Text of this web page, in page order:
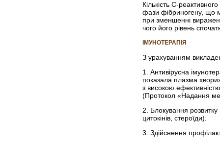
Кількість С-
фази фібриногену, що
при зменшенні
чого його рівень
ІМУНОТЕРАПІЯ
З урахуванням
1. Антивірусна
показала плазма
з високою
(Протокол «Надання
2. Блокування розвитку
цитокінів, стероїди).
3. Здійснення